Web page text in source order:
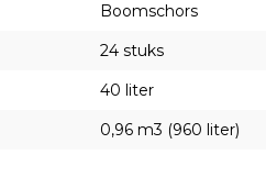
Boomschors
24 stuks
40 liter
0,96 m3 (960 liter)